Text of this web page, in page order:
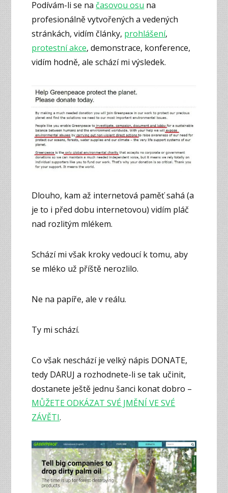
Podívám-li se na časovou osu na
profesionálně vytvořených a vedených
stránkách, vidím články, prohlášení,
protestní akce, demonstrace, konference,
vidím hodně, ale schází mi výsledek.
Dlouho, kam až internetová paměť sahá (a
je to i před dobu internetovou) vidím pláč
nad rozlitým mlékem.
Schází mi však kroky vedoucí k tomu, aby
se mléko už příště nerozlilo.
Ne na papíře, ale v reálu.
Ty mi schází.
Co však neschází je velký nápis DONATE,
tedy DARUJ a rozhodnete-li se tak učinit,
dostanete ještě jednu šanci konat dobro –
MŮŽETE ODKÁZAT SVÉ JMĚNÍ VE SVÉ
ZÁVĚTI.